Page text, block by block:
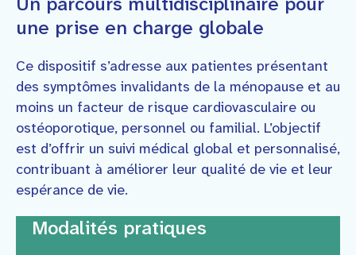
une prise en charge globale
Ce dispositif s’adresse aux patientes présentant
des symptômes invalidants de la ménopause et au
moins un facteur de risque cardiovasculaire ou
ostéoporotique, personnel ou familial. L’objectif
est d’offrir un suivi médical global et personnalisé,
contribuant à améliorer leur qualité de vie et leur
espérance de vie.
Modalités pratiques